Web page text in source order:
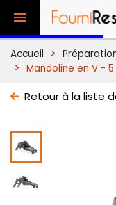

Accueil
Mandoline en V -
Retour à la liste